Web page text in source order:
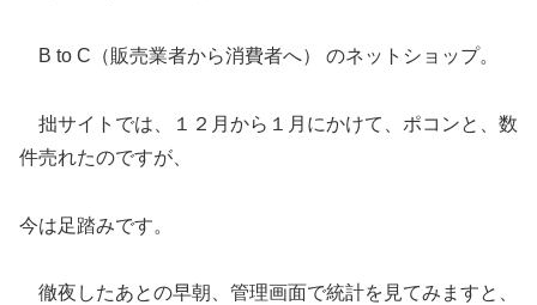
B to C（販売業者から消費者へ） のネットショップ。
拙サイトでは、１２月から１月にかけて、ポコンと、数
件売れたのですが、
今は足踏みです。
徹夜したあとの早朝、管理画面で統計を見てみますと、